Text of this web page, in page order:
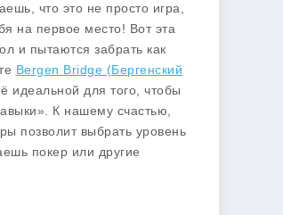
что это не просто игра,
на первое место! Вот эта
и пытаются забрать как
Bergen Bridge (Бергенский
идеальной для того, чтобы
К нашему счастью,
позволит выбрать уровень
покер или другие